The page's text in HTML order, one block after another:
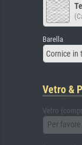
Barella
Cornice in
Vetro &
Vetro
Per